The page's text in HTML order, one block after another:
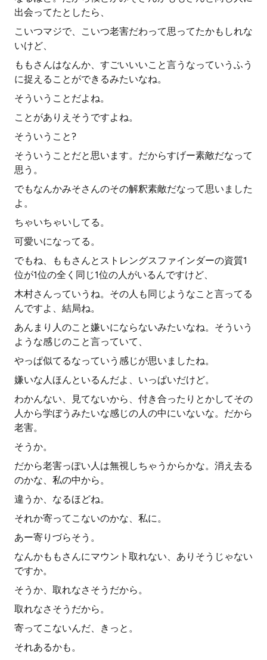
出会ってたとしたら、
こいつマジで、こいつ老害だわって思ってたかもしれな
いけど、
ももさんはなんか、すごいいいこと言うなっていうふう
に捉えることができるみたいなね。
そういうことだよね。
ことがありえそうですよね。
そういうこと?
そういうことだと思います。だからすげー素敵だなって
思う。
でもなんかみそさんのその解釈素敵だなって思いました
よ。
ちゃいちゃいしてる。
可愛いになってる。
でもね、ももさんとストレングスファインダーの資質1
位が1位の全く同じ1位の人がいるんですけど、
木村さんっていうね。その人も同じようなこと言ってる
んですよ、結局ね。
あんまり人のこと嫌いにならないみたいなね。そういう
ような感じのこと言っていて、
やっぱ似てるなっていう感じが思いましたね。
嫌いな人ほんといるんだよ、いっぱいだけど。
わかんない、見てないから、付き合ったりとかしてその
人から学ぼうみたいな感じの人の中にいないな。だから
老害。
そうか。
だから老害っぽい人は無視しちゃうからかな。消え去る
のかな、私の中から。
違うか、なるほどね。
それか寄ってこないのかな、私に。
あー寄りづらそう。
なんかももさんにマウント取れない、ありそうじゃない
ですか。
そうか、取れなさそうだから。
取れなさそうだから。
寄ってこないんだ、きっと。
それあるかも。